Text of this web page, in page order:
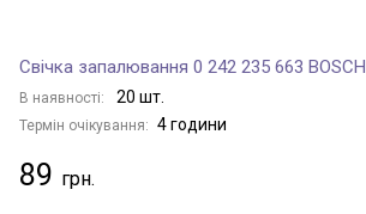
Свічка запалювання 0 242 235 663 BOSCH
В наявності: 20 шт.
Термін очікування: 4 години
89